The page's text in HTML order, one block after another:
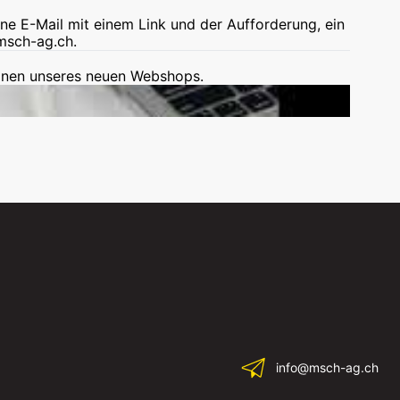
E-Mail mit einem Link und der Aufforderung, ein
ag.ch.
unseres neuen Webshops.
info@msch-ag.ch